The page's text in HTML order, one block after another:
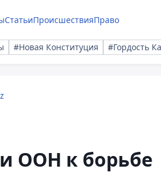
СтатьиПроисшествияПраво
#Новая Конституция #Гордость
ООН к борьбе